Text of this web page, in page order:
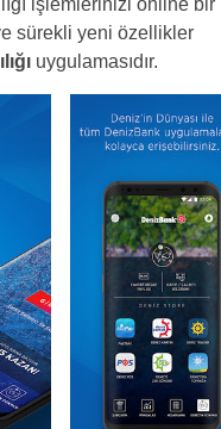
işlemlerinizi online bir
sürekli yeni özellikler
uygulamasıdır.